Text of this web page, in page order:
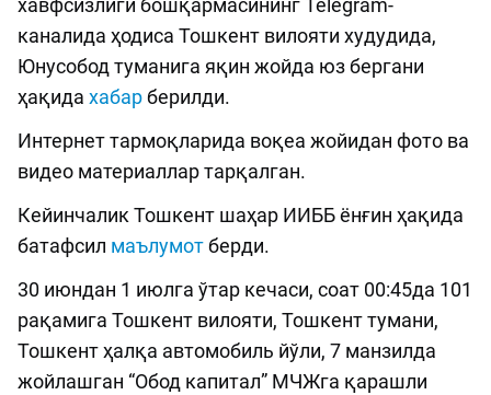
хавфсизлиги бошқармасининг Telegram-
каналида ҳодиса Тошкент вилояти худудида,
Юнусобод туманига яқин жойда юз бергани
ҳақида хабарберилди.
Интернет тармоқларида воқеа жойидан фото ва
видео материаллар тарқалган.
Кейинчалик Тошкент шаҳар ИИББ ёнғин ҳақида
батафсил маълумотберди.
30 июндан 1 июлга ўтар кечаси, соат 00:45да 101
рақамига Тошкент вилояти, Тошкент тумани,
Тошкент ҳалқа автомобиль йўли, 7 манзилда
жойлашган “Обод капитал” МЧЖга қарашли